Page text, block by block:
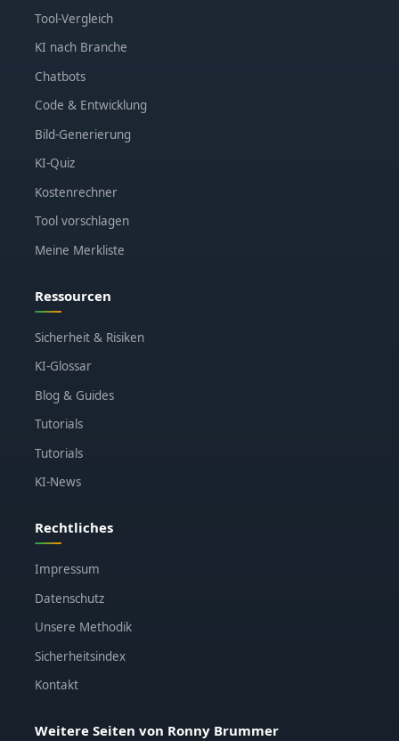
Tool-Vergleich
KI nach Branche
Chatbots
Code & Entwicklung
Bild-Generierung
KI-Quiz
Kostenrechner
Tool vorschlagen
Meine Merkliste
Ressourcen
Sicherheit & Risiken
KI-Glossar
Blog & Guides
Tutorials
Tutorials
KI-News
Rechtliches
Impressum
Datenschutz
Unsere Methodik
Sicherheitsindex
Kontakt
Weitere Seiten von Ronny Brummer